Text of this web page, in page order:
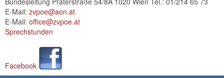
E-Mail: zvpoe@aon.at
E-Mail: office@zvpoe.at
Sprechstunden
Facebook